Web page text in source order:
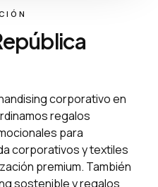
corporativo en
regalos
para
corporativos y textiles
premium. También
sostenible y regalos